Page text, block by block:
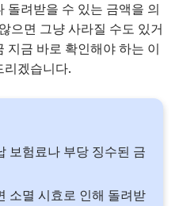
돌려받을 수 있는 금액을 의
으면 그냥 사라질 수도 있거
지금 바로 확인해야 하는 이
리겠습니다.
보험료나 부당 징수된 금
소멸 시효로 인해 돌려받